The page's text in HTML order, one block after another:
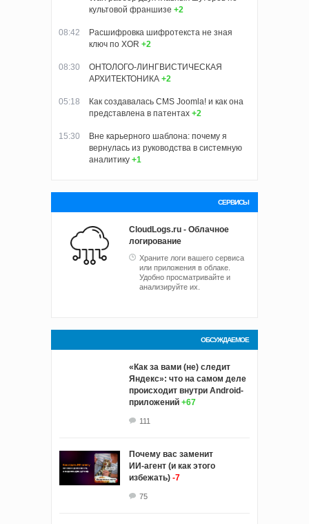
культовой франшизе +2
08:42
Расшифровка шифротекста не зная
ключ по XOR +2
08:30
ОНТОЛОГО-ЛИНГВИСТИЧЕСКАЯ
АРХИТЕКТОНИКА +2
05:18
Как создавалась CMS Joomla! и как она
представлена в патентах +2
15:30
Вне карьерного шаблона: почему я
вернулась из руководства в системную
аналитику +1
СЕРВИСЫ
CloudLogs.ru - Облачное
логирование
Храните логи вашего сервиса
или приложения в облаке.
Удобно просматривайте и
анализируйте их.
ОБСУЖДАЕМОЕ
«Как за вами (не) следит
Яндекс»: что на самом деле
происходит внутри Android-
приложений +67
111
Почему вас заменит
ИИ‑агент (и как этого
избежать) -7
75